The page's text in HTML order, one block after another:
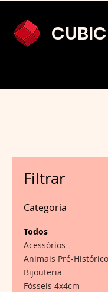
Filtrar
Categoria
Todos
Acessórios
Animais Pré-
Bijouteria
Fósseis 4x4cm